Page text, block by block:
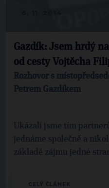
Gazdík: Jsem hrdý
od cesty Vojtěcha
Rozhovor s
Petrem Gazdíkem
Ukázali jsme tím
jednáme společně a
základě zájmu jedné
CELÝ ČLÁNEK